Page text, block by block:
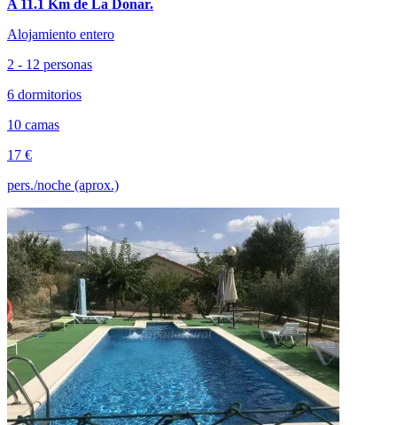
A 11.1 Km de La Donar.
Alojamiento entero
2 - 12 personas
6 dormitorios
10 camas
17 €
pers./noche (aprox.)